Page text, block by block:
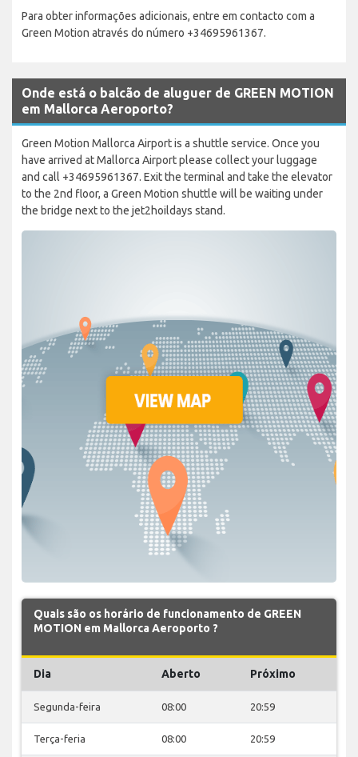
Para obter informações adicionais, entre em contacto com a
Green Motion através do número +34695961367.
Onde está o balcão de aluguer de GREEN MOTION
em Mallorca Aeroporto?
Green Motion Mallorca Airport is a shuttle service. Once you
have arrived at Mallorca Airport please collect your luggage
and call +34695961367. Exit the terminal and take the elevator
to the 2nd floor, a Green Motion shuttle will be waiting under
the bridge next to the jet2hoildays stand.
Quais são os horário de funcionamento de GREEN
MOTION em Mallorca Aeroporto ?
Dia Aberto Próximo
Segunda-feira 08:00 20:59
Terça-feria 08:00 20:59